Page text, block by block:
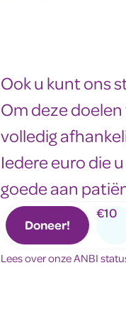
Ook u kunt ons
Om deze
volledig
Iedere euro die
goede aan
Doneer!
€10
Lees over onze ANBI